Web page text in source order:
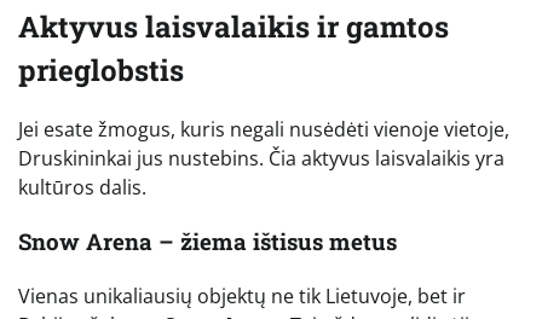
Aktyvus laisvalaikis ir gamtos
prieglobstis
Jei esate žmogus, kuris negali nusėdėti vienoje vietoje,
Druskininkai jus nustebins. Čia aktyvus laisvalaikis yra
kultūros dalis.
Snow Arena – žiema ištisus metus
Vienas unikaliausių objektų ne tik Lietuvoje, bet ir